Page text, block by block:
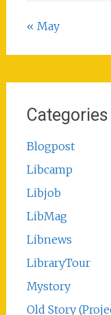
« May
Categories
Blogpost
Libcamp
Libjob
LibMag
Libnews
LibraryTour
Mystory
Old Story